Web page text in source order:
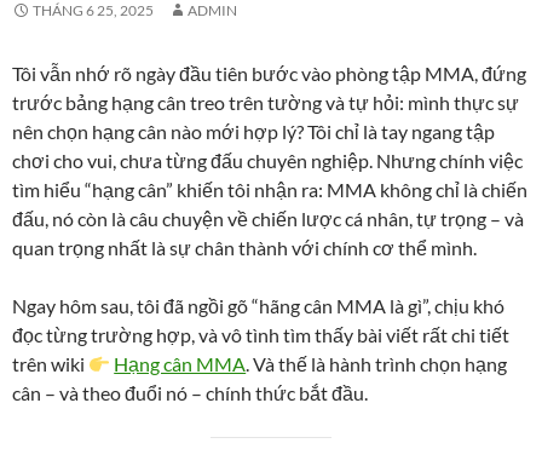
THÁNG 6 25, 2025 ADMIN
Tôi vẫn nhớ rõ ngày đầu tiên bước vào phòng tập MMA, đứng
trước bảng hạng cân treo trên tường và tự hỏi: mình thực sự
nên chọn hạng cân nào mới hợp lý? Tôi chỉ là tay ngang tập
chơi cho vui, chưa từng đấu chuyên nghiệp. Nhưng chính việc
tìm hiểu “hạng cân” khiến tôi nhận ra: MMA không chỉ là chiến
đấu, nó còn là câu chuyện về chiến lược cá nhân, tự trọng – và
quan trọng nhất là sự chân thành với chính cơ thể mình.
Ngay hôm sau, tôi đã ngồi gõ “hãng cân MMA là gì”, chịu khó
đọc từng trường hợp, và vô tình tìm thấy bài viết rất chi tiết
trên wiki
Hạng cân MMA. Và thế là hành trình chọn hạng
cân – và theo đuổi nó – chính thức bắt đầu.